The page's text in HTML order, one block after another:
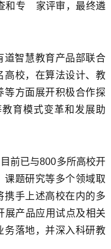
和专 家评审，最终遴
智慧教育产品部联合
高校，在算法设计、教
等方面展开积极合作探
育模式变革和发展助
前已与800多所高校开
课题研究等多个领域取
携手上述高校在内的多
展产品应用试点及相关
务落地，并深入科研教